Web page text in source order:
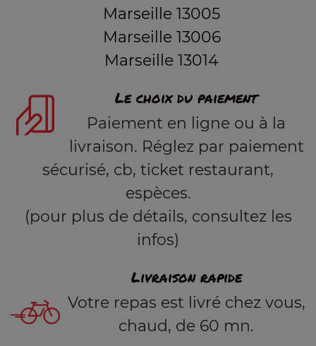
Marseille 13005
Marseille 13006
Marseille 13014
Le choix du paiement
Paiement en ligne ou à la
livraison. Réglez par paiement
sécurisé, cb, ticket restaurant,
espèces.
(pour plus de détails, consultez les
infos)
Livraison rapide
Votre repas est livré chez vous,
chaud, de 60 mn.